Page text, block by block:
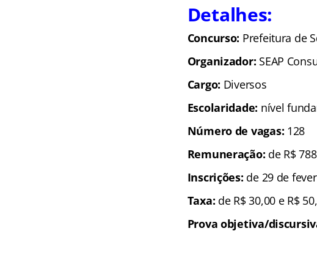
Detalhes:
Concurso: Prefeitura de
Organizador: SEAP
Cargo: Diversos
Escolaridade: nível
Número de vagas: 128
Remuneração: de R$
Inscrições: de 29 de
Taxa: de R$ 30,00 e R$
Prova objetiva/